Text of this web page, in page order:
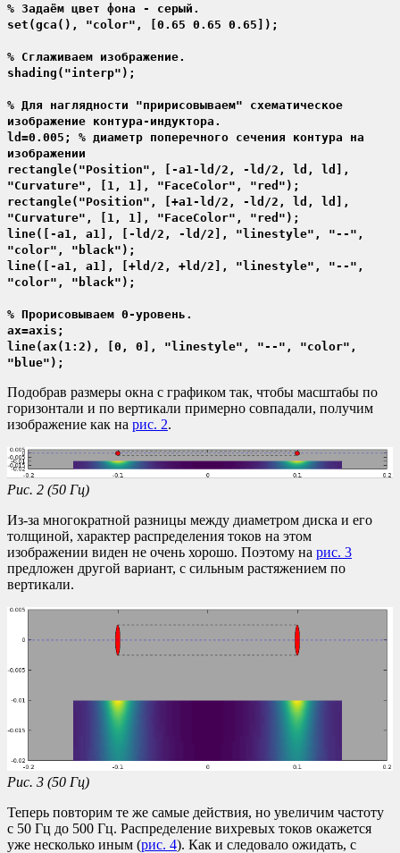
% Задаём цвет фона - серый.
set(gca(), "color", [0.65 0.65 0.65]);
% Сглаживаем изображение.
shading("interp");
% Для наглядности "пририсовываем" схематическое
изображение контура-индуктора.
ld=0.005; % диаметр поперечного сечения контура на
изображении
rectangle("Position", [-a1-ld/2, -ld/2, ld, ld],
"Curvature", [1, 1], "FaceColor", "red");
rectangle("Position", [+a1-ld/2, -ld/2, ld, ld],
"Curvature", [1, 1], "FaceColor", "red");
line([-a1, a1], [-ld/2, -ld/2], "linestyle", "--",
"color", "black");
line([-a1, a1], [+ld/2, +ld/2], "linestyle", "--",
"color", "black");
% Прорисовываем 0-уровень.
ax=axis;
line(ax(1:2), [0, 0], "linestyle", "--", "color",
"blue");
Подобрав размеры окна с графиком так, чтобы масштабы по
горизонтали и по вертикали примерно совпадали, получим
изображение как на рис. 2.
Рис. 2 (50 Гц)
Из-за многократной разницы между диаметром диска и его
толщиной, характер распределения токов на этом
изображении виден не очень хорошо. Поэтому на рис. 3
предложен другой вариант, с сильным растяжением по
вертикали.
Рис. 3 (50 Гц)
Теперь повторим те же самые действия, но увеличим частоту
с 50 Гц до 500 Гц. Распределение вихревых токов окажется
уже несколько иным (рис. 4). Как и следовало ожидать, с